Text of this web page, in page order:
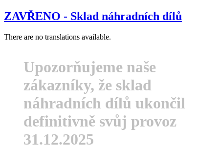
ZAVŘENO - Sklad náhradních dílů
There are no translations available.
Upozorňujeme naše
zákazníky, že sklad
náhradních dílů ukončil
definitivně svůj provoz
31.12.2025